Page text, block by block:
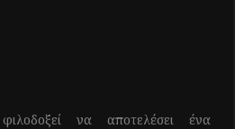
να αποτελέσει ένα